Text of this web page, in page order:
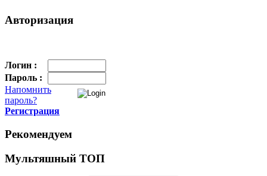
Авторизация
Логин :
Пароль :
Напомнить
пароль?
Регистрация
Рекомендуем
Мультяшный ТОП